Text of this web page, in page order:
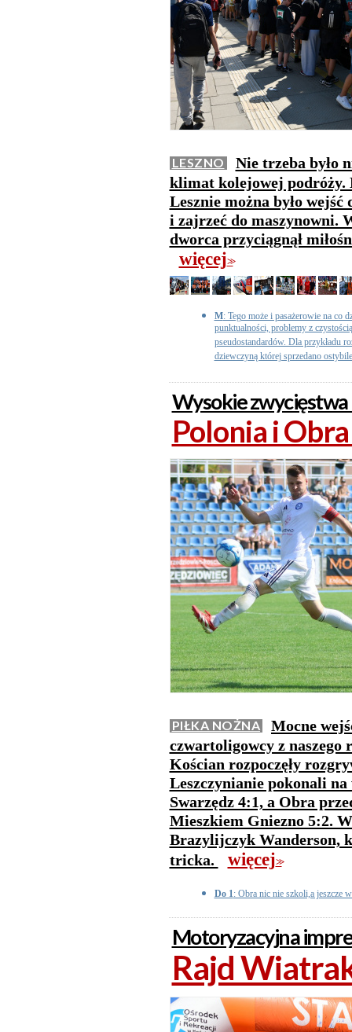
LESZNO
Nie trzeba było
klimat kolejowej podróży.
Lesznie można było
i zajrzeć do maszynowni.
dworca przyciągnął
więcej>>
M: Tego może i pasażerowie na co
punktualności, problemy z
pseudostandardów. Dla przykładu
dziewczyną której sprzedano
Wysokie zwycięstwa
Polonia i
PIŁKA NOŻNA
Mocne
czwartoligowcy z naszego
Kościan rozpoczęły
Leszczynianie pokonali
Swarzędz 4:1, a Obra
Mieszkiem Gniezno 5:2.
Brazylijczyk Wanderson,
tricka.
więcej>>
Do 1: Obra nic nie szkoli,a jeszcze
Motoryzacyjna
Rajd